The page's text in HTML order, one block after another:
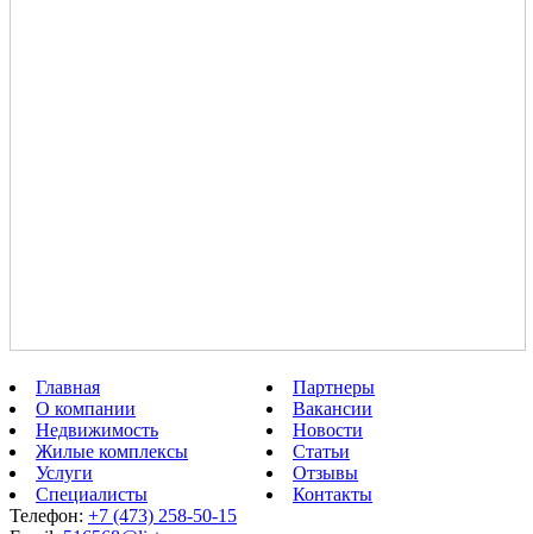
Главная
О компании
Недвижимость
Жилые комплексы
Услуги
Специалисты
Партнеры
Вакансии
Новости
Статьи
Отзывы
Контакты
Телефон: +7 (473) 258-50-15